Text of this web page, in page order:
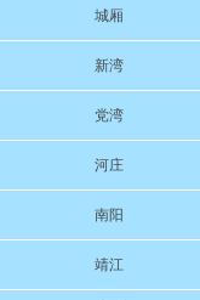
城厢
新湾
党湾
河庄
南阳
靖江